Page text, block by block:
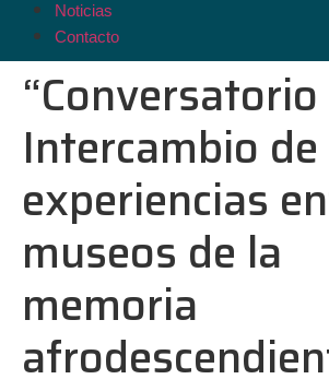
Noticias
Contacto
“Conversatorio
Intercambio de
experiencias
museos de la
memoria